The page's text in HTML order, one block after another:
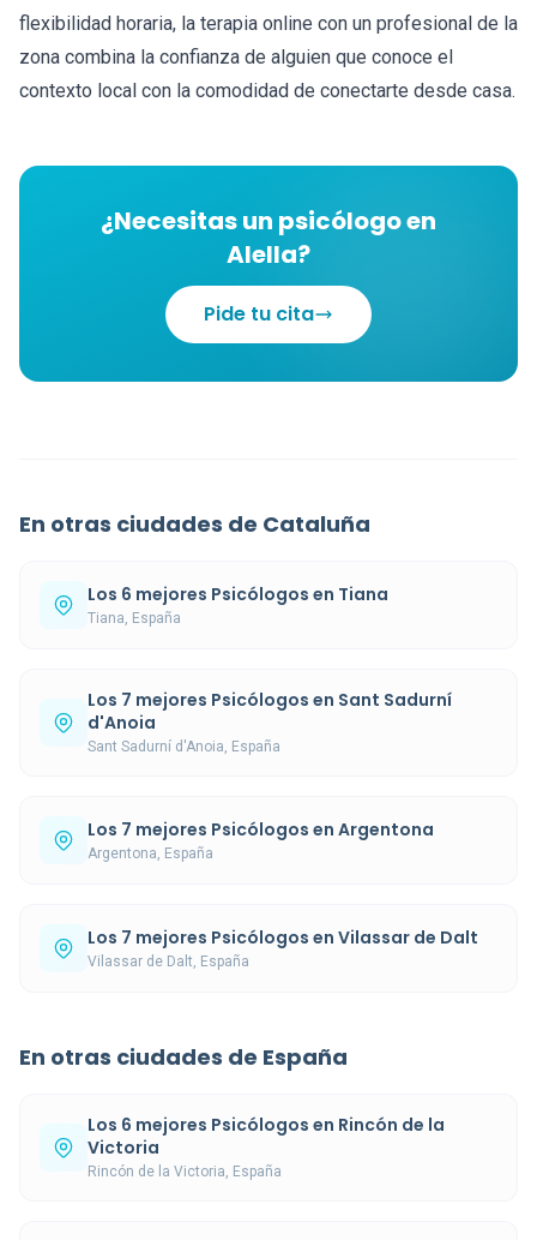
flexibilidad horaria, la terapia online con un profesional de la
zona combina la confianza de alguien que conoce el
contexto local con la comodidad de conectarte desde casa.
¿Necesitas un psicólogo en
Alella?
Pide tu cita
En otras ciudades de Cataluña
Los 6 mejores Psicólogos en Tiana
Tiana, España
Los 7 mejores Psicólogos en Sant Sadurní
d'Anoia
Sant Sadurní d'Anoia, España
Los 7 mejores Psicólogos en Argentona
Argentona, España
Los 7 mejores Psicólogos en Vilassar de Dalt
Vilassar de Dalt, España
En otras ciudades de España
Los 6 mejores Psicólogos en Rincón de la
Victoria
Rincón de la Victoria, España